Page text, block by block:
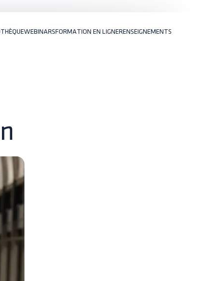
WEBINARSFORMATION EN LIGNERENSEIGNEMENTS